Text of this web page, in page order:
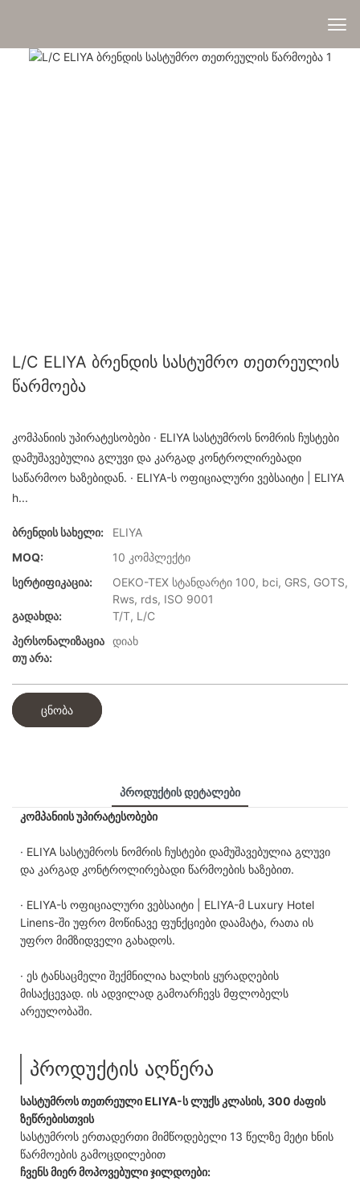
L/C ELIYA ბრენდის სასტუმრო თეთრეულის
წარმოება
კომპანიის უპირატესობები · ELIYA სასტუმროს ნომრის ჩუსტები
დამუშავებულია გლუვი და კარგად კონტროლირებადი
საწარმოო ხაზებიდან. · ELIYA-ს ოფიციალური ვებსაიტი | ELIYA
h...
Ბრენდის Სახელი:
ELIYA
MOQ:
10 კომპლექტი
Სერტიფიკაცია:
OEKO-TEX სტანდარტი 100, bci, GRS, GOTS,
Rws, rds, ISO 9001
Გადახდა:
T/T, L/C
Პერსონალიზაცია
Თუ Არა:
დიახ
ცნობა
Პროდუქტის Დეტალები
კომპანიის უპირატესობები
· ELIYA სასტუმროს ნომრის ჩუსტები დამუშავებულია გლუვი
და კარგად კონტროლირებადი წარმოების ხაზებით.
· ELIYA-ს ოფიციალური ვებსაიტი | ELIYA-მ Luxury Hotel
Linens-ში უფრო მოწინავე ფუნქციები დაამატა, რათა ის
უფრო მიმზიდველი გახადოს.
· ეს ტანსაცმელი შექმნილია ხალხის ყურადღების
მისაქცევად. ის ადვილად გამოარჩევს მფლობელს
არეულობაში.
პროდუქტის აღწერა
სასტუმროს თეთრეული ELIYA-ს ლუქს კლასის, 300 ძაფის
ზეწრებისთვის
სასტუმროს ერთადერთი მიმწოდებელი 13 წელზე მეტი ხნის
წარმოების გამოცდილებით
ჩვენს მიერ მოპოვებული ჯილდოები: